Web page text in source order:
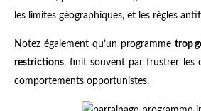
les limites géographiques, et les règles
Notez également qu’un programme trop
restrictions, finit souvent par frustrer les
comportements opportunistes.